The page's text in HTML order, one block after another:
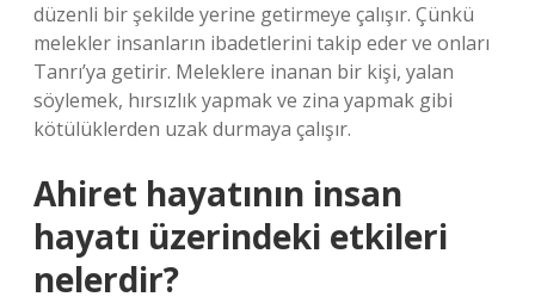
düzenli bir şekilde yerine getirmeye çalışır. Çünkü
melekler insanların ibadetlerini takip eder ve onları
Tanrı’ya getirir. Meleklere inanan bir kişi, yalan
söylemek, hırsızlık yapmak ve zina yapmak gibi
kötülüklerden uzak durmaya çalışır.
Ahiret hayatının insan
hayatı üzerindeki etkileri
nelerdir?